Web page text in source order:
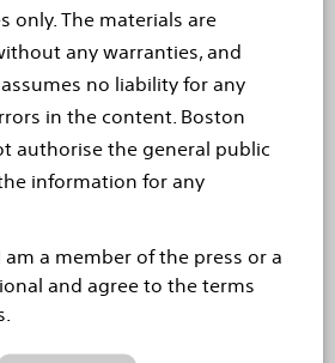
only. The materials are
any warranties, and
no liability for any
in the content. Boston
authorise the general public
information for any
a member of the press or a
and agree to the terms
And
At Six Months
Experienced Moderate
No Severe Cases
advanced transcatheter
(TAVI) technology, the
(NYSE: BSX) Lotus™